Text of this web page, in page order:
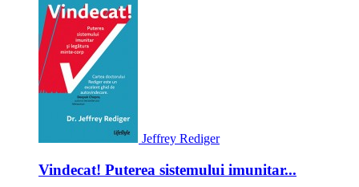
Jeffrey Rediger
Vindecat! Puterea sistemului imunitar...